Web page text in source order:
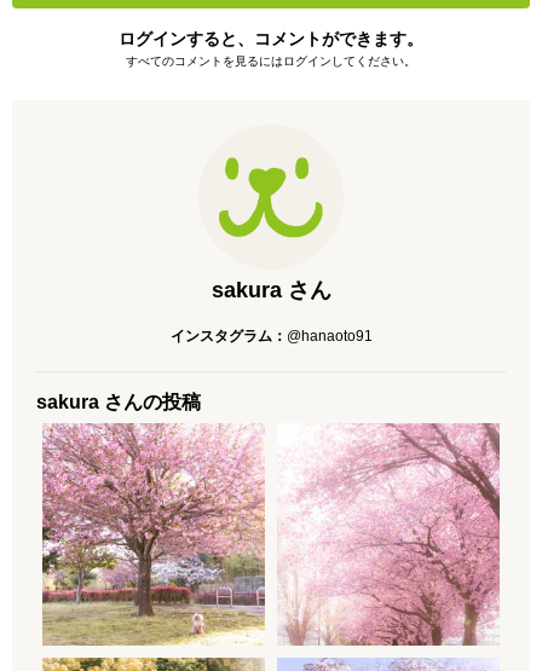
ログインすると、コメントができます。
すべてのコメントを見るにはログインしてください。
sakura さん
インスタグラム： @hanaoto91
sakura さんの投稿